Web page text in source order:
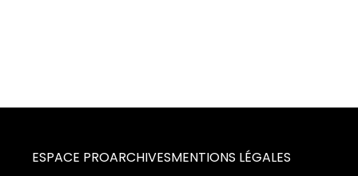
ESPACE PROARCHIVESMENTIONS LÉGALES